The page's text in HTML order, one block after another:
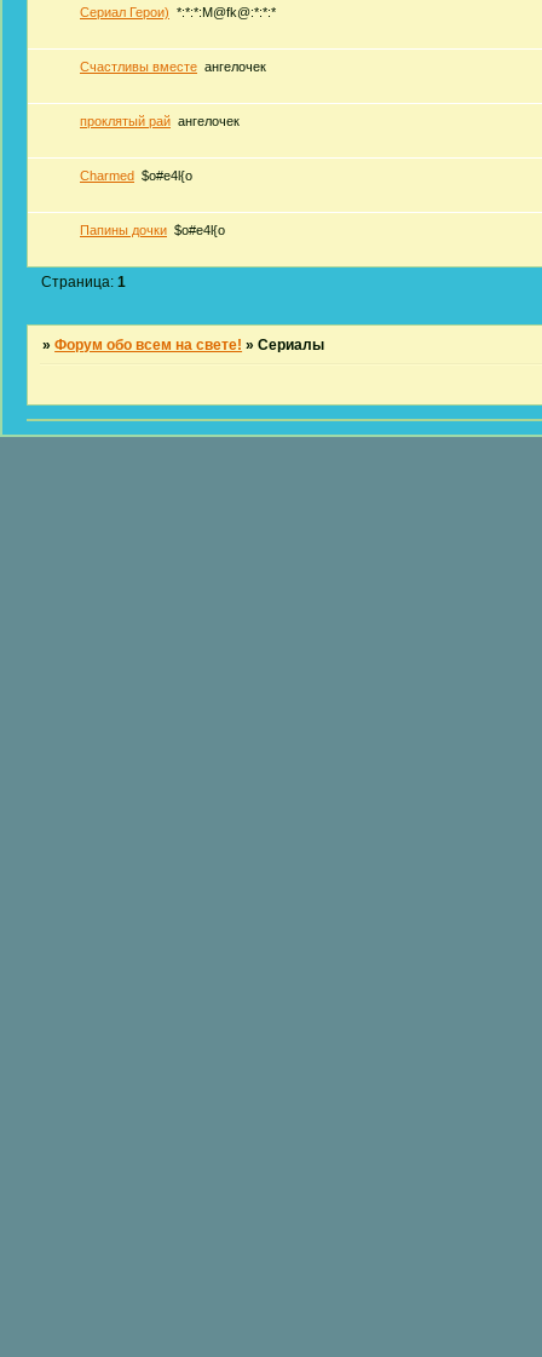
Сериал Герои) *:*:*:M@fk@:*:*:*
Счастливы вместе ангелочек
проклятый рай ангелочек
Charmed $o#e4l{o
Папины дочки $o#e4l{o
Страница:1
»Форум обо всем на свете! »Сериалы